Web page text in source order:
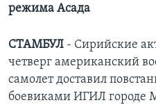
режима Асада
СТАМБУЛ - Сирийские
четверг американский
самолет доставил
боевиками ИГИЛ городе